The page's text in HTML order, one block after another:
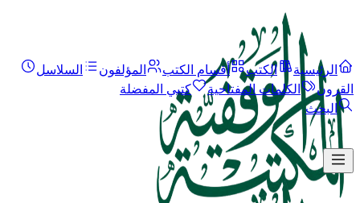
الرئيسية الكتب أقسام الكتب المؤلفون
السلاسل
القرون
الكلمات المفتاحية
كتبي المفضلة
البحث